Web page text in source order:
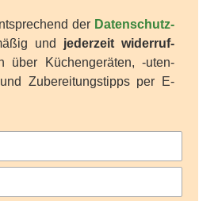
der Daten­schutz­
und jeder­zeit wider­ruf­
über Küchen­geräten, -uten­
Zu­berei­tungs­tipps per E-